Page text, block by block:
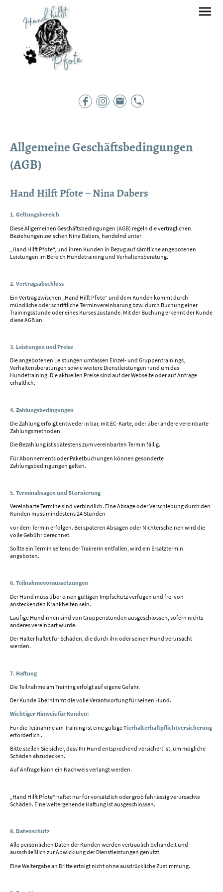
Allgemeine Geschäftsbedingungen
(AGB)
Hand Hilft Pfote – Nina Dabers
1. Geltungsbereich
Diese Allgemeinen Geschäftsbedingungen (AGB) regeln die vertraglichen
Beziehungen zwischen Nina Dabers, handelnd unter
„Hand Hilft Pfote“, und ihren Kunden in Bezug auf sämtliche angebotenen
Leistungen im Bereich Hundetraining und Verhaltensberatung.
2. Vertragsabschluss
Ein Vertrag zwischen „Hand Hilft Pfote“ und dem Kunden kommt durch
mündliche oder schriftliche Terminvereinbarung bzw. durch Buchung einer
Trainingsstunde oder eines Kurses zustande. Mit der Buchung erkennt der Kunde
diese AGB an.
3. Leistungen und Preise
Die angebotenen Leistungen umfassen Einzel- und Gruppentrainings,
Verhaltensberatungen sowie weitere Dienstleistungen rund um das
Hundetraining. Die aktuellen Preise sind auf der Webseite oder auf Anfrage
erhältlich.
4. Zahlungsbedingungen
Die Zahlung erfolgt entweder in bar, mit EC-Karte, oder über andere vereinbarte
Zahlungsmethoden.
Die Bezahlung ist spätestens zum vereinbarten Termin fällig.
Für Abonnements oder Paketbuchungen können gesonderte
Zahlungsbedingungen gelten.
5. Terminabsagen und Stornierung
Vereinbarte Termine sind verbindlich. Eine Absage oder Verschiebung durch den
Kunden muss mindestens 24 Stunden
vor dem Termin erfolgen. Bei späteren Absagen oder Nichterscheinen wird die
volle Gebühr berechnet.
Sollte ein Termin seitens der Trainerin entfallen, wird ein Ersatztermin
angeboten.
6. Teilnahmevoraussetzungen
Der Hund muss über einen gültigen Impfschutz verfügen und frei von
ansteckenden Krankheiten sein.
Läufige Hündinnen sind von Gruppenstunden ausgeschlossen, sofern nichts
anderes vereinbart wurde.
Der Halter haftet für Schäden, die durch ihn oder seinen Hund verursacht
werden.
7. Haftung
Die Teilnahme am Training erfolgt auf eigene Gefahr.
Der Kunde übernimmt die volle Verantwortung für seinen Hund.
Wichtiger Hinweis für Kunden:
Für die Teilnahme am Training ist eine gültigeTierhalterhaftpflichtversicherung
erforderlich .
Bitte stellen Sie sicher, dass Ihr Hund entsprechend versichert ist, um mögliche
Schäden abzudecken.
Auf Anfrage kann ein Nachweis verlangt werden.
„Hand Hilft Pfote“ haftet nur für vorsätzlich oder grob fahrlässig verursachte
Schäden. Eine weitergehende Haftung ist ausgeschlossen.
8. Datenschutz
Alle persönlichen Daten der Kunden werden vertraulich behandelt und
ausschließlich zur Abwicklung der Dienstleistungen genutzt.
Eine Weitergabe an Dritte erfolgt nicht ohne ausdrückliche Zustimmung.